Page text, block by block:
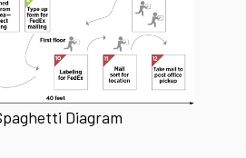
Diagram